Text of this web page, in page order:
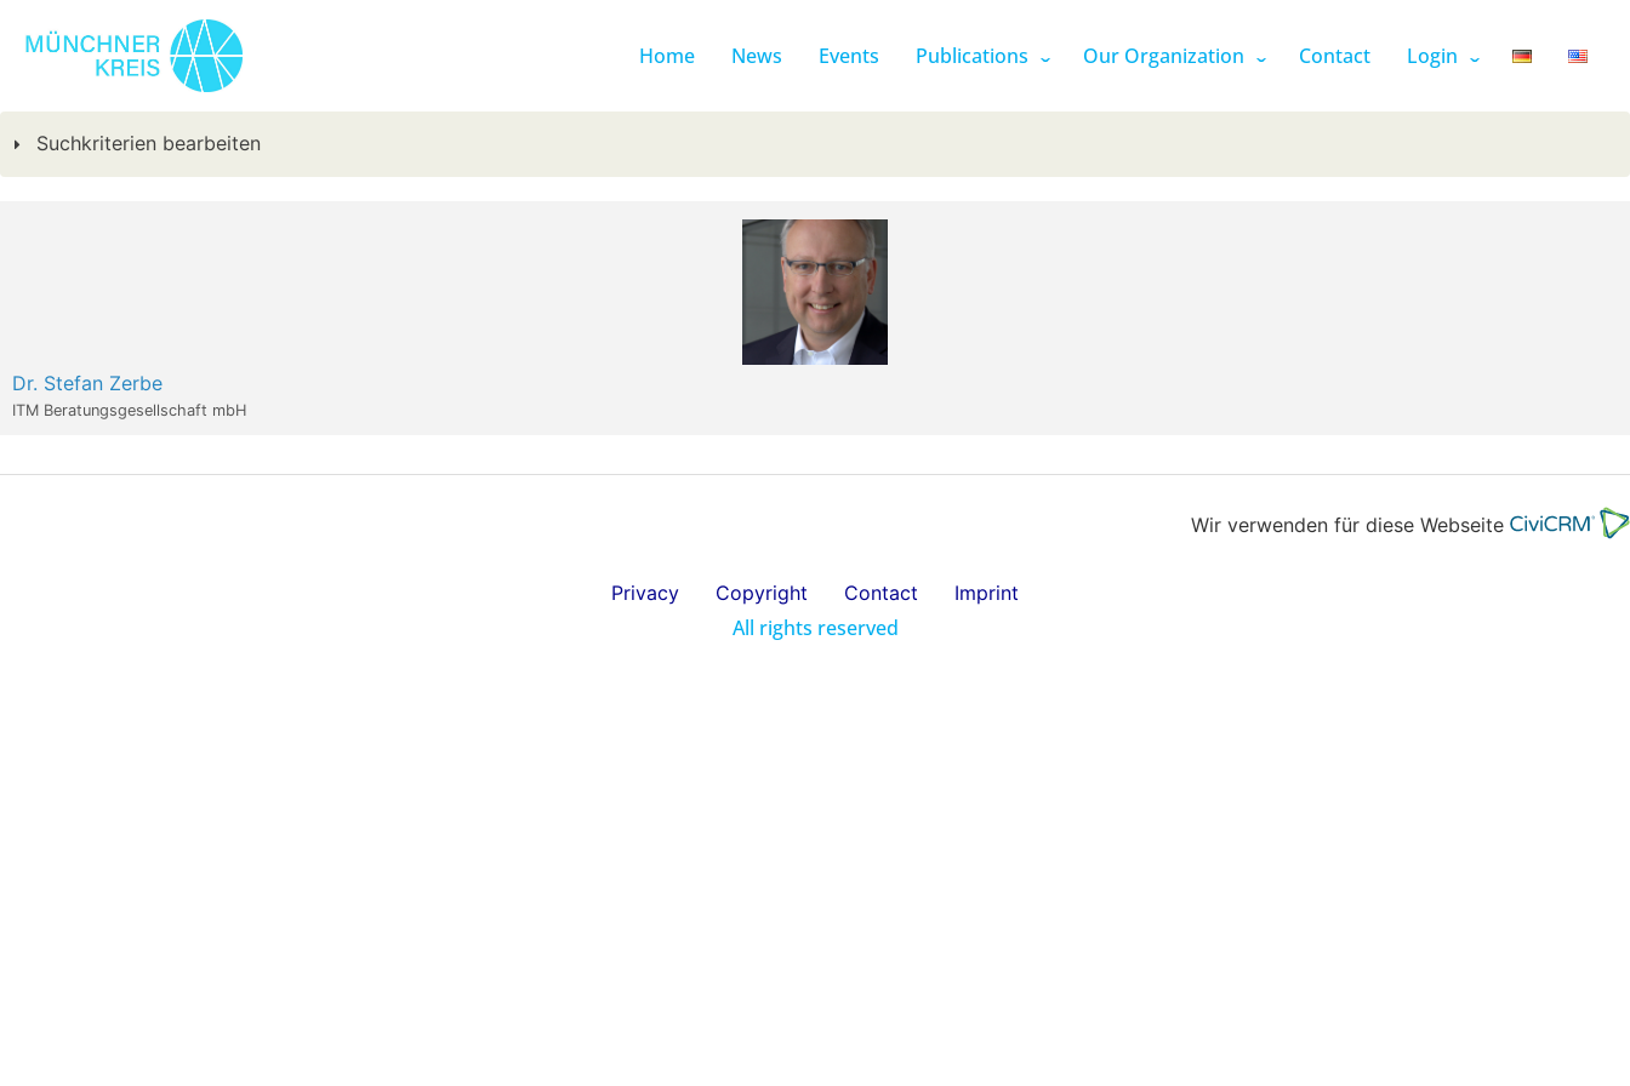
Home News Events Publications Our Organization Contact Login
Suchkriterien bearbeiten
Dr. Stefan Zerbe
ITM Beratungsgesellschaft mbH
Wir verwenden für diese Webseite
Privacy Copyright Contact Imprint
All rights reserved